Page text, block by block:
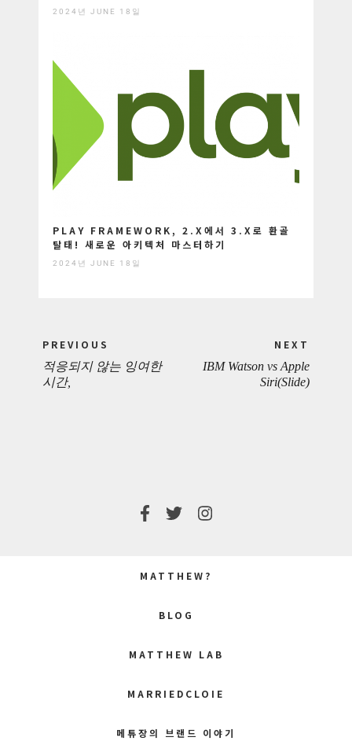
2024년 JUNE 18일
PLAY FRAMEWORK, 2.X에서 3.X로 환골
탈태! 새로운 아키텍처 마스터하기
2024년 JUNE 18일
navigation
PREVIOUS
PREVIOUS
적응되지 않는 잉여한
시간,
NEXT
IBM Watson vs Apple
Siri(Slide)
MATTHEW?
BLOG
MATTHEW LAB
MARRIEDCLOIE
메튜장의 브랜드 이야기